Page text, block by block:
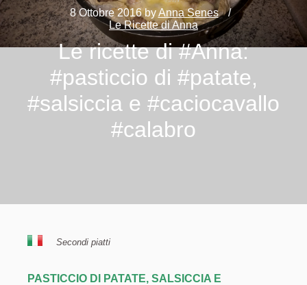
8 Ottobre 2016byAnna Senes
Le Ricette di Anna
Le ricette di #Anna:
#pasticcio di #patate,
#salsiccia e #caciocavallo
#calabro
Secondi piatti
PASTICCIO DI PATATE, SALSICCIA E